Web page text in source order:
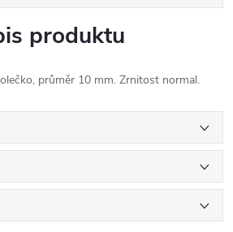
produktu
průměr 10 mm. Zrnitost normal.